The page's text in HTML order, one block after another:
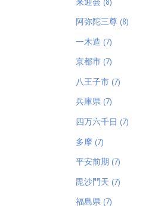
阿弥陀三尊 (8)
一木造 (7)
京都市 (7)
八王子市 (7)
兵庫県 (7)
四万六千日 (7)
多摩 (7)
平安前期 (7)
毘沙門天 (7)
福島県 (7)